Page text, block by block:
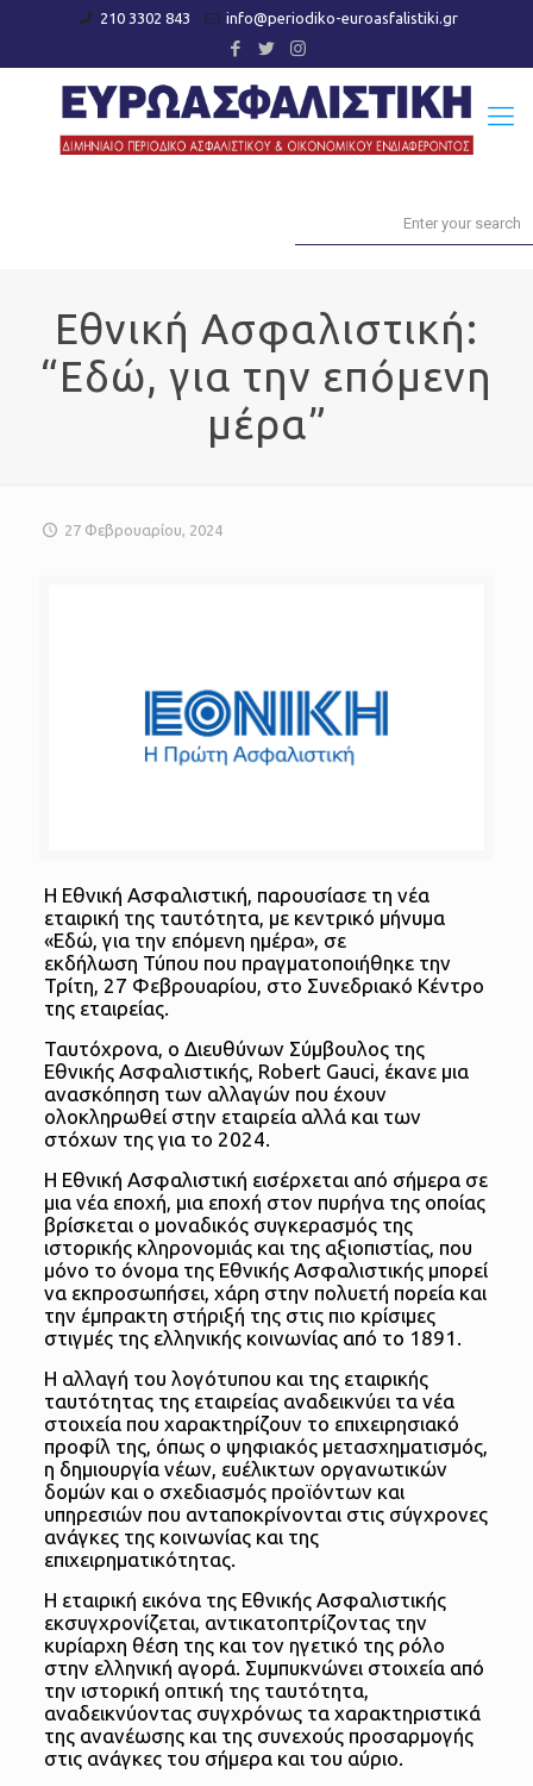
210 3302 843 info@periodiko-euroasfalistiki.gr
Εθνική Ασφαλιστική:
“Εδώ, για την επόμενη
μέρα”
27 Φεβρουαρίου, 2024
Η Εθνική Ασφαλιστική, παρουσίασε τη νέα
εταιρική της ταυτότητα, με κεντρικό μήνυμα
«Εδώ, για την επόμενη ημέρα», σε
εκδήλωση Τύπου που πραγματοποιήθηκε την
Τρίτη, 27 Φεβρουαρίου, στο Συνεδριακό Κέντρο
της εταιρείας.
Ταυτόχρονα, ο Διευθύνων Σύμβουλος της
Εθνικής Ασφαλιστικής, Robert Gauci, έκανε μια
ανασκόπηση των αλλαγών που έχουν
ολοκληρωθεί στην εταιρεία αλλά και των
στόχων της για το 2024.
Η Εθνική Ασφαλιστική εισέρχεται από σήμερα σε
μια νέα εποχή, μια εποχή στον πυρήνα της οποίας
βρίσκεται ο μοναδικός συγκερασμός της
ιστορικής κληρονομιάς και της αξιοπιστίας, που
μόνο το όνομα της Εθνικής Ασφαλιστικής μπορεί
να εκπροσωπήσει, χάρη στην πολυετή πορεία και
την έμπρακτη στήριξή της στις πιο κρίσιμες
στιγμές της ελληνικής κοινωνίας από το 1891.
Η αλλαγή του λογότυπου και της εταιρικής
ταυτότητας της εταιρείας αναδεικνύει τα νέα
στοιχεία που χαρακτηρίζουν το επιχειρησιακό
προφίλ της, όπως ο ψηφιακός μετασχηματισμός,
η δημιουργία νέων, ευέλικτων οργανωτικών
δομών και ο σχεδιασμός προϊόντων και
υπηρεσιών που ανταποκρίνονται στις σύγχρονες
ανάγκες της κοινωνίας και της
επιχειρηματικότητας.
Η εταιρική εικόνα της Εθνικής Ασφαλιστικής
εκσυγχρονίζεται, αντικατοπτρίζοντας την
κυρίαρχη θέση της και τον ηγετικό της ρόλο
στην ελληνική αγορά. Συμπυκνώνει στοιχεία από
την ιστορική οπτική της ταυτότητα,
αναδεικνύοντας συγχρόνως τα χαρακτηριστικά
της ανανέωσης και της συνεχούς προσαρμογής
στις ανάγκες του σήμερα και του αύριο.